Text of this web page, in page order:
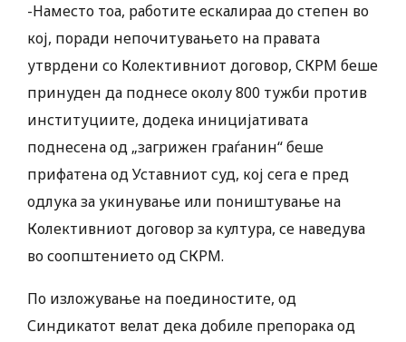
-Наместо тоа, работите ескалираа до степен во
кој, поради непочитувањето на правата
утврдени со Колективниот договор, СКРМ беше
принуден да поднесе околу 800 тужби против
институциите, додека иницијативата
поднесена од „загрижен граѓанин“ беше
прифатена од Уставниот суд, кој сега е пред
одлука за укинување или поништување на
Колективниот договор за култура, се наведува
во соопштението од СКРМ.
По изложување на поединостите, од
Синдикатот велат дека добиле препорака од